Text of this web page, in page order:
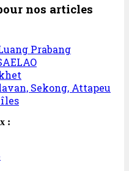
nos articles
Prabang
Sekong, Attapeu
îles
: